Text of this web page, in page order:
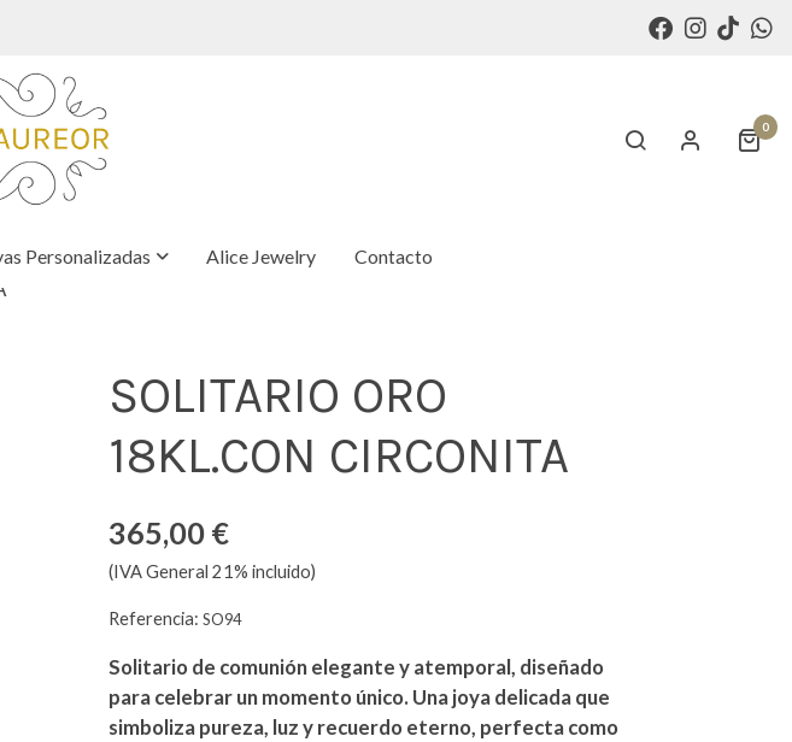
0
Personalizadas Alice Jewelry Contacto
SOLITARIO ORO
18KL.CON CIRCONITA
365,00 €
(IVA General 21% incluido)
Referencia:SO94
Solitario de comunión elegante y atemporal, diseñado
para celebrar un momento único. Una joya delicada que
simboliza pureza, luz y recuerdo eterno, perfecta como